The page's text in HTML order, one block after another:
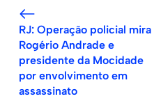
RJ: Operação policial mira
Rogério Andrade e
presidente da Mocidade
por envolvimento em
assassinato